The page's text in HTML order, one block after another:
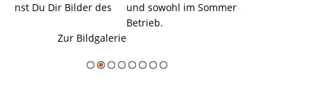
des
und sowohl im Sommer als auch im Winter in